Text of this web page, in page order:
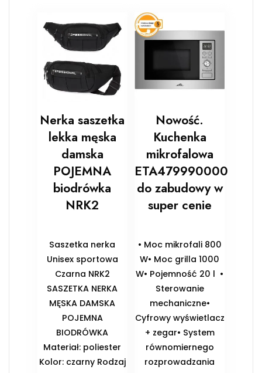
Nerka saszetka
lekka męska
damska
POJEMNA
biodrówka
NRK2
Saszetka nerka
Unisex sportowa
Czarna NRK2
SASZETKA NERKA
MĘSKA DAMSKA
POJEMNA
BIODRÓWKA
Materiał: poliester
Kolor: czarny Rodzaj
Nowość.
Kuchenka
mikrofalowa
ETA479990000
do zabudowy w
super cenie
• Moc mikrofali 800
W• Moc grilla 1000
W• Pojemność 20 l •
Sterowanie
mechaniczne•
Cyfrowy wyświetlacz
+ zegar• System
równomiernego
rozprowadzania